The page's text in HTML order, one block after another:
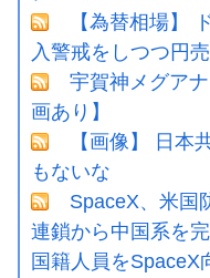
【為替相場】
入警戒をしつつ円
宇賀神メグア
画あり】
【画像】 日本
もないな
SpaceX、米国
連鎖から中国系を
国籍人員をSpaceX